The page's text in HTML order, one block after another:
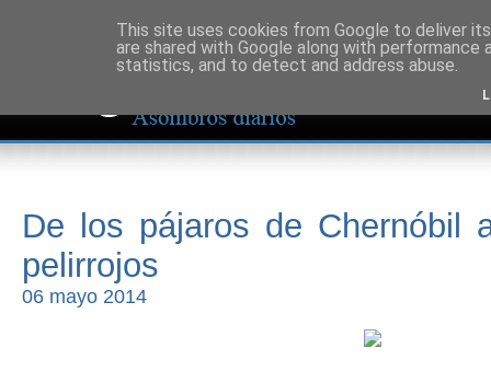
De los pájaros de Chernóbil
pelirrojos
06 mayo 2014
This site uses cookies from Google to deliver
are shared with Google along with
statistics, and to detect and address abuse.